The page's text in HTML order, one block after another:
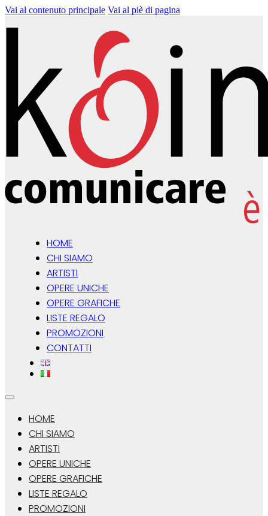
Vai al contenuto principale Vai al piè di pagina
HOME
CHI SIAMO
ARTISTI
OPERE UNICHE
OPERE GRAFICHE
LISTE REGALO
PROMOZIONI
CONTATTI
HOME
CHI SIAMO
ARTISTI
OPERE UNICHE
OPERE GRAFICHE
LISTE REGALO
PROMOZIONI